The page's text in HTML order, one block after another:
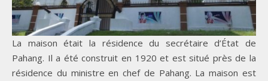
La maison était la résidence du secrétaire d’État de
Pahang. Il a été construit en 1920 et est situé près de la
résidence du ministre en chef de Pahang. La maison est